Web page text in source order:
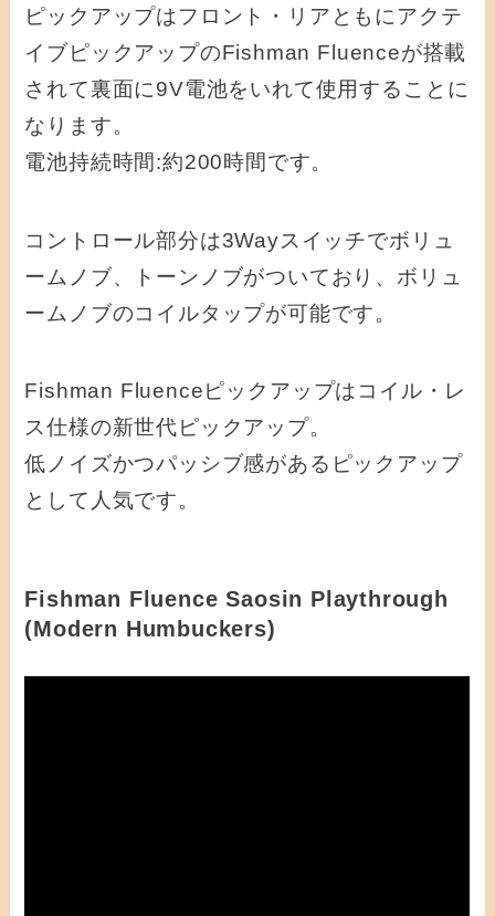
ピックアップはフロント・リアともにアクテ
イブピックアップのFishman Fluenceが搭載
されて裏面に9V電池をいれて使用することに
なります。
電池持続時間:約200時間です。
コントロール部分は3Wayスイッチでボリュ
ームノブ、トーンノブがついており、ボリュ
ームノブのコイルタップが可能です。
Fishman Fluenceピックアップはコイル・レ
ス仕様の新世代ピックアップ。
低ノイズかつパッシブ感があるピックアップ
として人気です。
Fishman Fluence Saosin Playthrough
(Modern Humbuckers)